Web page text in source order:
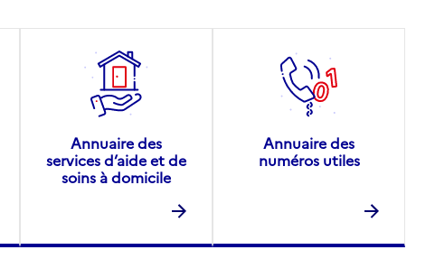
Annuaire des
services d’aide et de
soins à domicile
Annuaire des
numéros utiles